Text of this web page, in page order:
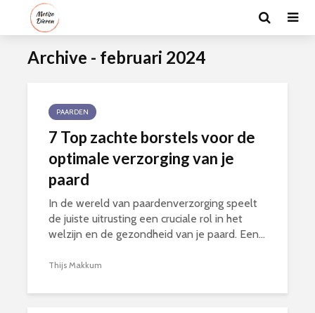
Archive - februari 2024
PAARDEN
7 Top zachte borstels voor de
optimale verzorging van je
paard
In de wereld van paardenverzorging speelt
de juiste uitrusting een cruciale rol in het
welzijn en de gezondheid van je paard. Een...
Thijs Makkum